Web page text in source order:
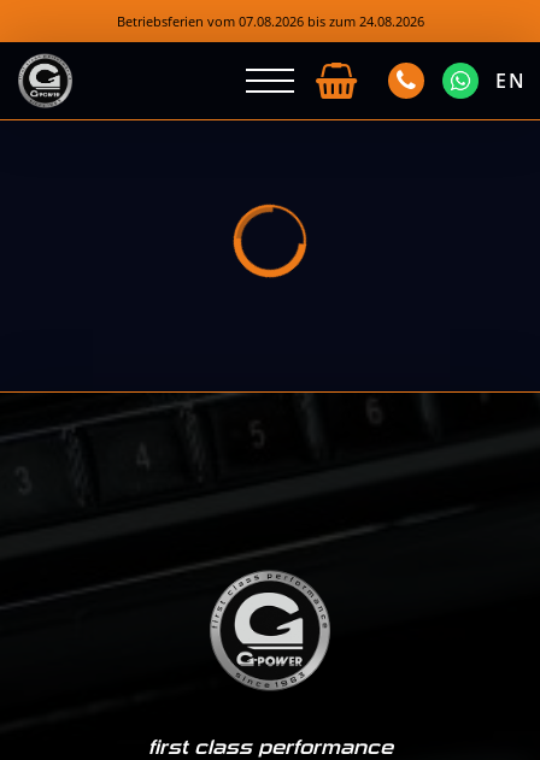
Betriebsferien vom 07.08.2026 bis zum 24.08.2026
EN
first class performance